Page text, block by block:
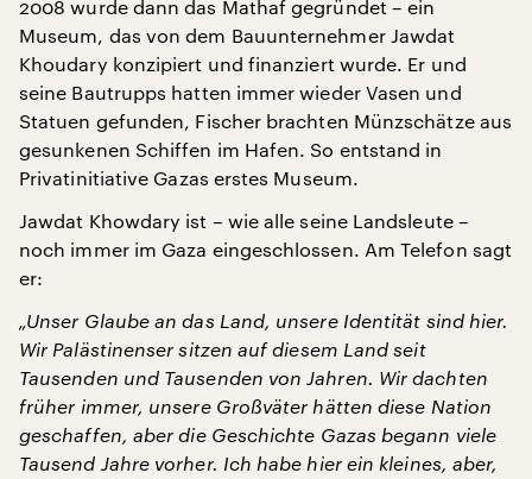
2008 wurde dann das Mathaf gegründet – ein
Museum, das von dem Bauunternehmer Jawdat
Khoudary konzipiert und finanziert wurde. Er und
seine Bautrupps hatten immer wieder Vasen und
Statuen gefunden, Fischer brachten Münzschätze aus
gesunkenen Schiffen im Hafen. So entstand in
Privatinitiative Gazas erstes Museum.
Jawdat Khowdary ist – wie alle seine Landsleute –
noch immer im Gaza eingeschlossen. Am Telefon sagt
er:
„Unser Glaube an das Land, unsere Identität sind hier.
Wir Palästinenser sitzen auf diesem Land seit
Tausenden und Tausenden von Jahren. Wir dachten
früher immer, unsere Großväter hätten diese Nation
geschaffen, aber die Geschichte Gazas begann viele
Tausend Jahre vorher. Ich habe hier ein kleines, aber,